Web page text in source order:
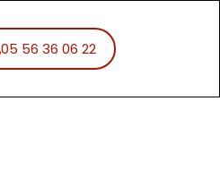
05 56 36 06 22